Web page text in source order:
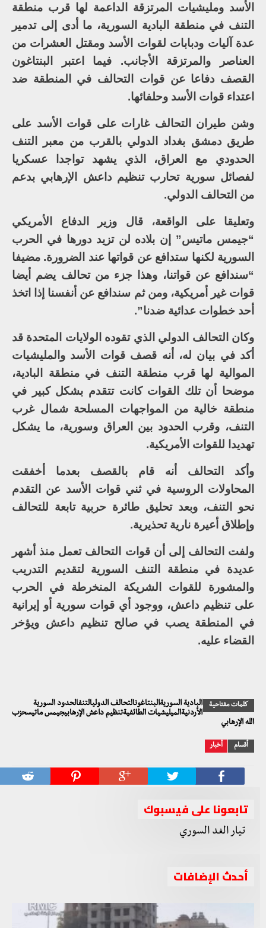
الأسد ومليشيات المرتزقة الداعمة لها قرب منطقة
التنف في منطقة البادية السورية، ما أدى إلى تدمير
عدة آليات ودبابات لقوات الأسد ومقتل العشرات من
العناصر والمرتزقة الأجانب. فيما اعتبر البنتاغون
القصف دفاعا عن قوات التحالف في المنطقة ضد
اعتداء قوات الأسد وحلفائها.
وشن طيران التحالف غارات على قوات الأسد على
طريق دمشق بغداد الدولي بالقرب من معبر التنف
الحدودي مع العراق، الذي يشهد تواجدا عسكريا
لفصائل سورية تحارب تنظيم داعش الإرهابي بدعم
من التحالف الدولي.
وتعليقا على الواقعة، قال وزير الدفاع الأمريكي
“جيمس ماتيس” إن بلاده لن تزيد دورها في الحرب
السورية لكنها ستدافع عن قواتها عند الضرورة. مضيفا
“سندافع عن قواتنا، وهذا جزء من تحالف يضم أيضا
قوات غير أمريكية، ومن ثم سندافع عن أنفسنا إذا اتخذ
أحد خطوات عدائية ضدنا”.
وكان التحالف الدولي الذي تقوده الولايات المتحدة قد
أكد في بيان له، أنه قصف قوات الأسد والمليشيات
الموالية لها قرب منطقة التنف في منطقة البادية،
موضحا أن تلك القوات كانت تتقدم بشكل كبير في
منطقة خالية من المواجهات المسلحة شمال غرب
التنف، وقرب الحدود بين العراق وسورية، ما يشكل
تهديدا للقوات الأمريكية.
وأكد التحالف أنه قام بالقصف بعدما أخفقت
المحاولات الروسية في ثني قوات الأسد عن التقدم
نحو التنف، وبعد تحليق طائرة حربية تابعة للتحالف
وإطلاق أعيرة نارية تحذيرية.
ولفت التحالف إلى أن قوات التحالف تعمل منذ أشهر
عديدة في منطقة التنف السورية لتقديم التدريب
والمشورة للقوات الشريكة المنخرطة في الحرب
على تنظيم داعش، ووجود أي قوات سورية أو إيرانية
في المنطقة يصب في صالح تنظيم داعش ويؤخر
القضاء عليه.
كلمات مفتاحية
البادية السوريةالبنتاغونالتحالف الدوليالتنفالحدود السورية
الأردنيةالميليشيات الطائفيةتنظيم داعش الإرهابيجيمس ماتيسحزب
الله الإرهابي
أقسام أخبار
تابعونا على فيسبوك
أحدث الإضافات